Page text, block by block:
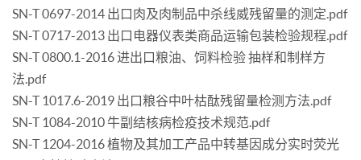
SN-T 0697-2014 出口肉及肉制品中杀线威残留量的测定.pdf
SN-T 0717-2013 出口电器仪表类商品运输包装检验规程.pdf
SN-T 0800.1-2016 进出口粮油、饲料检验 抽样和制样方
法.pdf
SN-T 1017.6-2019 出口粮谷中叶枯酞残留量检测方法.pdf
SN-T 1084-2010 牛副结核病检疫技术规范.pdf
SN-T 1204-2016 植物及其加工产品中转基因成分实时荧光